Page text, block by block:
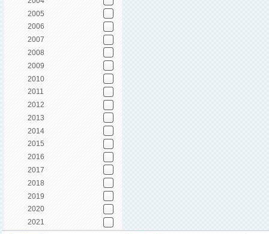
2005
2006
2007
2008
2009
2010
2011
2012
2013
2014
2015
2016
2017
2018
2019
2020
2021